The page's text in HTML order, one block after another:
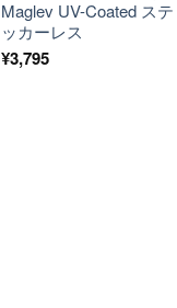
Maglev UV-Coated ステ
ッカーレス
¥3,795